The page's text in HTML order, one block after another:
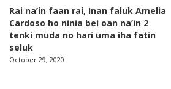
Rai na’in faan rai, Inan faluk Amelia
Cardoso ho ninia bei oan na’in 2
tenki muda no hari uma iha fatin
seluk
October 29, 2020